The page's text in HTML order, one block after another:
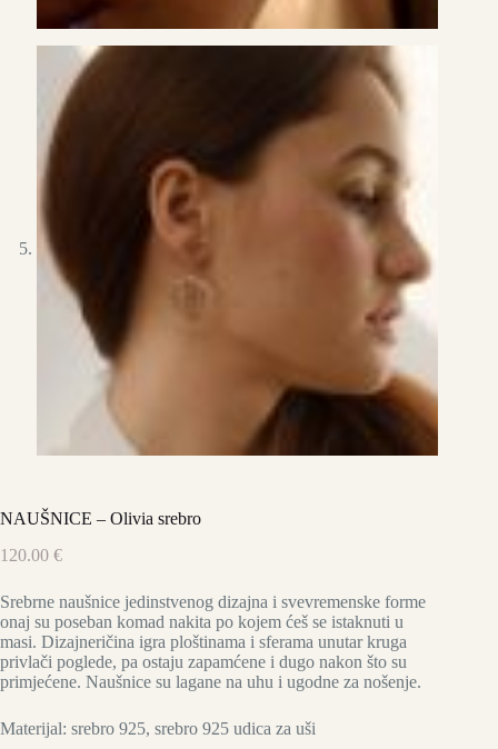
NAUŠNICE – Olivia srebro
120.00 €
Srebrne naušnice jedinstvenog dizajna i svevremenske forme
onaj su poseban komad nakita po kojem ćeš se istaknuti u
masi. Dizajneričina igra ploštinama i sferama unutar kruga
privlači poglede, pa ostaju zapamćene i dugo nakon što su
primjećene. Naušnice su lagane na uhu i ugodne za nošenje.
Materijal: srebro 925, srebro 925 udica za uši